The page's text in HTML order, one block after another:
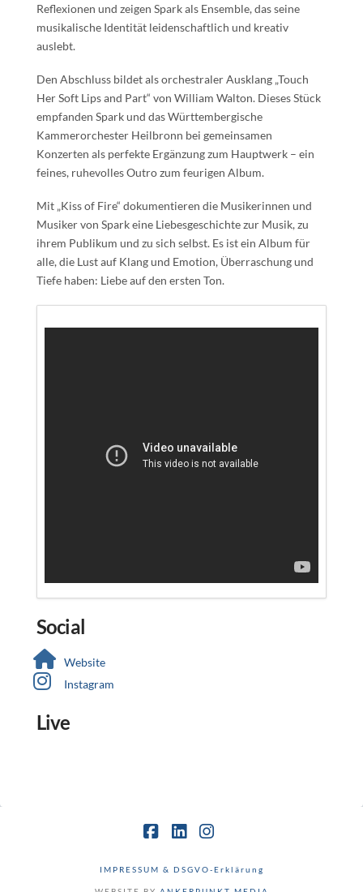
Reflexionen und zeigen Spark als Ensemble, das seine
musikalische Identität leidenschaftlich und kreativ
auslebt.
Den Abschluss bildet als orchestraler Ausklang „Touch
Her Soft Lips and Part“ von William Walton. Dieses Stück
empfanden Spark und das Württembergische
Kammerorchester Heilbronn bei gemeinsamen
Konzerten als perfekte Ergänzung zum Hauptwerk – ein
feines, ruhevolles Outro zum feurigen Album.
Mit „Kiss of Fire“ dokumentieren die Musikerinnen und
Musiker von Spark eine Liebesgeschichte zur Musik, zu
ihrem Publikum und zu sich selbst. Es ist ein Album für
alle, die Lust auf Klang und Emotion, Überraschung und
Tiefe haben: Liebe auf den ersten Ton.
Social
Website
Instagram
Live
IMPRESSUM & DSGVO-Erklärung